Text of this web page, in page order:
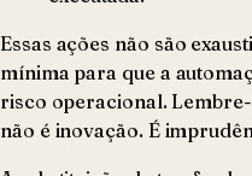
Essas ações não são
mínima para que a
risco operacional.
não é inovação. É